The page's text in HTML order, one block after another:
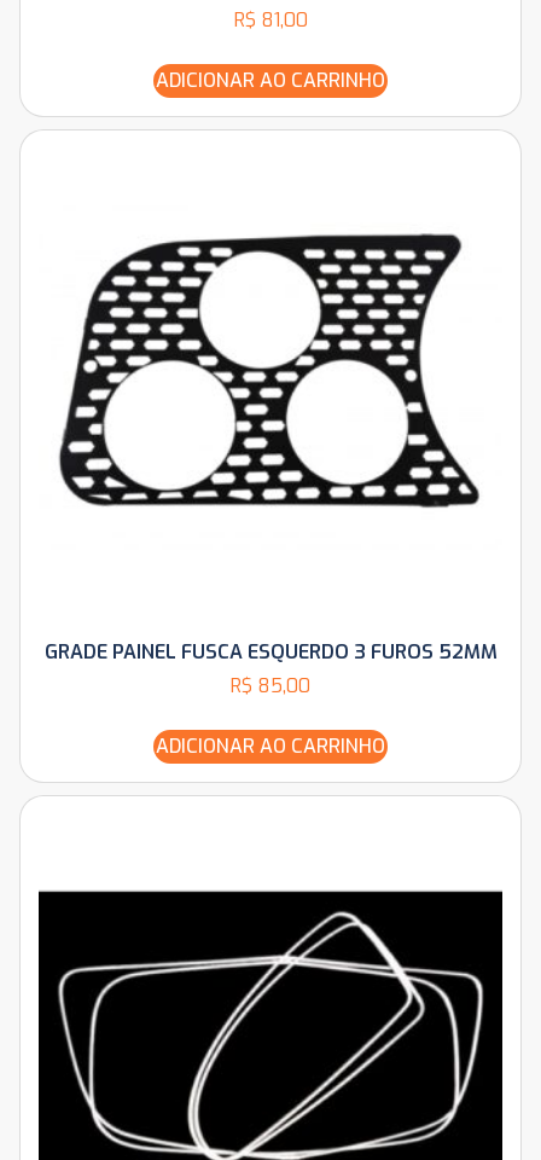
R$ 81,00
ADICIONAR AO CARRINHO
GRADE PAINEL FUSCA ESQUERDO 3 FUROS 52MM
R$ 85,00
ADICIONAR AO CARRINHO